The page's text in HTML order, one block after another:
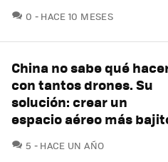
0 COMENTARIOS
HACE 10 MESES
China no sabe qué
con tantos drones. Su
solución: crear un
espacio aéreo más
5 COMENTARIOS
HACE UN AÑO